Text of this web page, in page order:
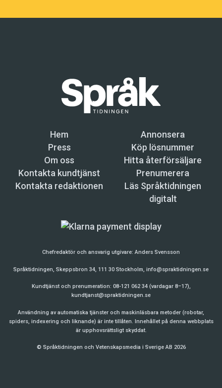
Hem
Annonsera
Press
Köp lösnummer
Om oss
Hitta återförsäljare
Kontakta kundtjänst
Prenumerera
Kontakta redaktionen
Läs Språktidningen
digitalt
Chefredaktör och ansvarig utgivare:Anders Svensson
Språktidningen, Skeppsbron 34, 111 30 Stockholm, info@spraktidningen.se
Kundtjänst och prenumeration: 08-121 062 34 (vardagar 8–17),
kundtjanst@spraktidningen.se
Användning av automatiska tjänster och maskinläsbara metoder (robotar,
spiders, indexering och liknande) är inte tillåten. Innehållet på denna webbplats
är upphovsrättsligt skyddat.
© Språktidningen och Vetenskapsmedia i Sverige AB 2026